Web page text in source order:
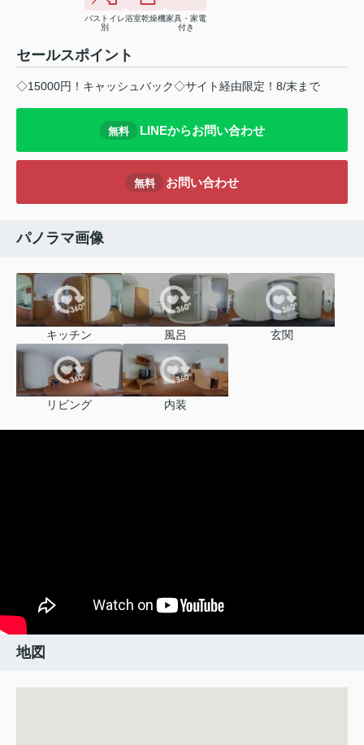
バストイレ
別
浴室乾燥機家具・家電
付き
セールスポイント
◇15000円！キャッシュバック◇サイト経由限定！8/末まで
無料 LINEからお問い合わせ
無料 お問い合わせ
パノラマ画像
キッチン 風呂 玄関
リビング 内装
地図